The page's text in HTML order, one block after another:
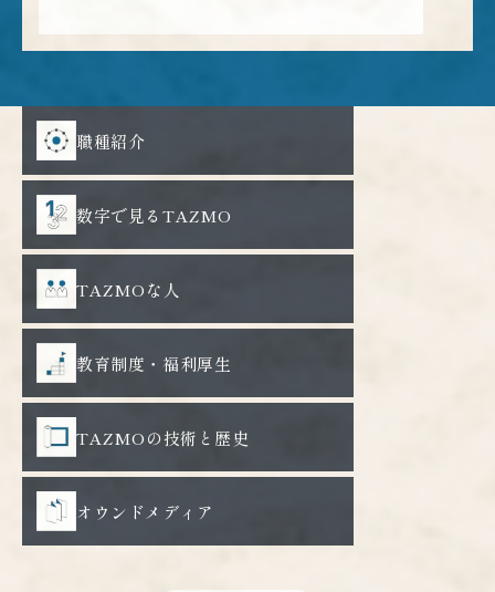
職種紹介
数字で見るTAZMO
TAZMOな人
教育制度・福利厚生
TAZMOの技術と歴史
オウンドメディア